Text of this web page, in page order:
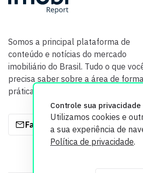
Controle sua privacidade
Utilizamos cookies e
a sua experiência de
Política de privacidade.
Somos a principal plataforma de
conteúdo e notícias do mercado
imobiliário do Brasil. Tudo o que
precisa saber sobre a área de
prática e com credibilidade.
Fale com a gente